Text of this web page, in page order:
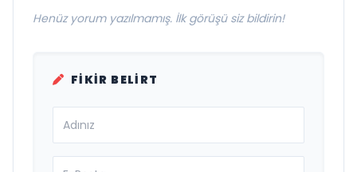
Henüz yorum yazılmamış. İlk görüşü siz bildirin!
FIKIR BELIRT